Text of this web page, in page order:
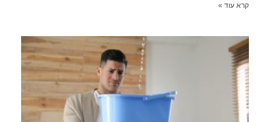
קרא עוד »